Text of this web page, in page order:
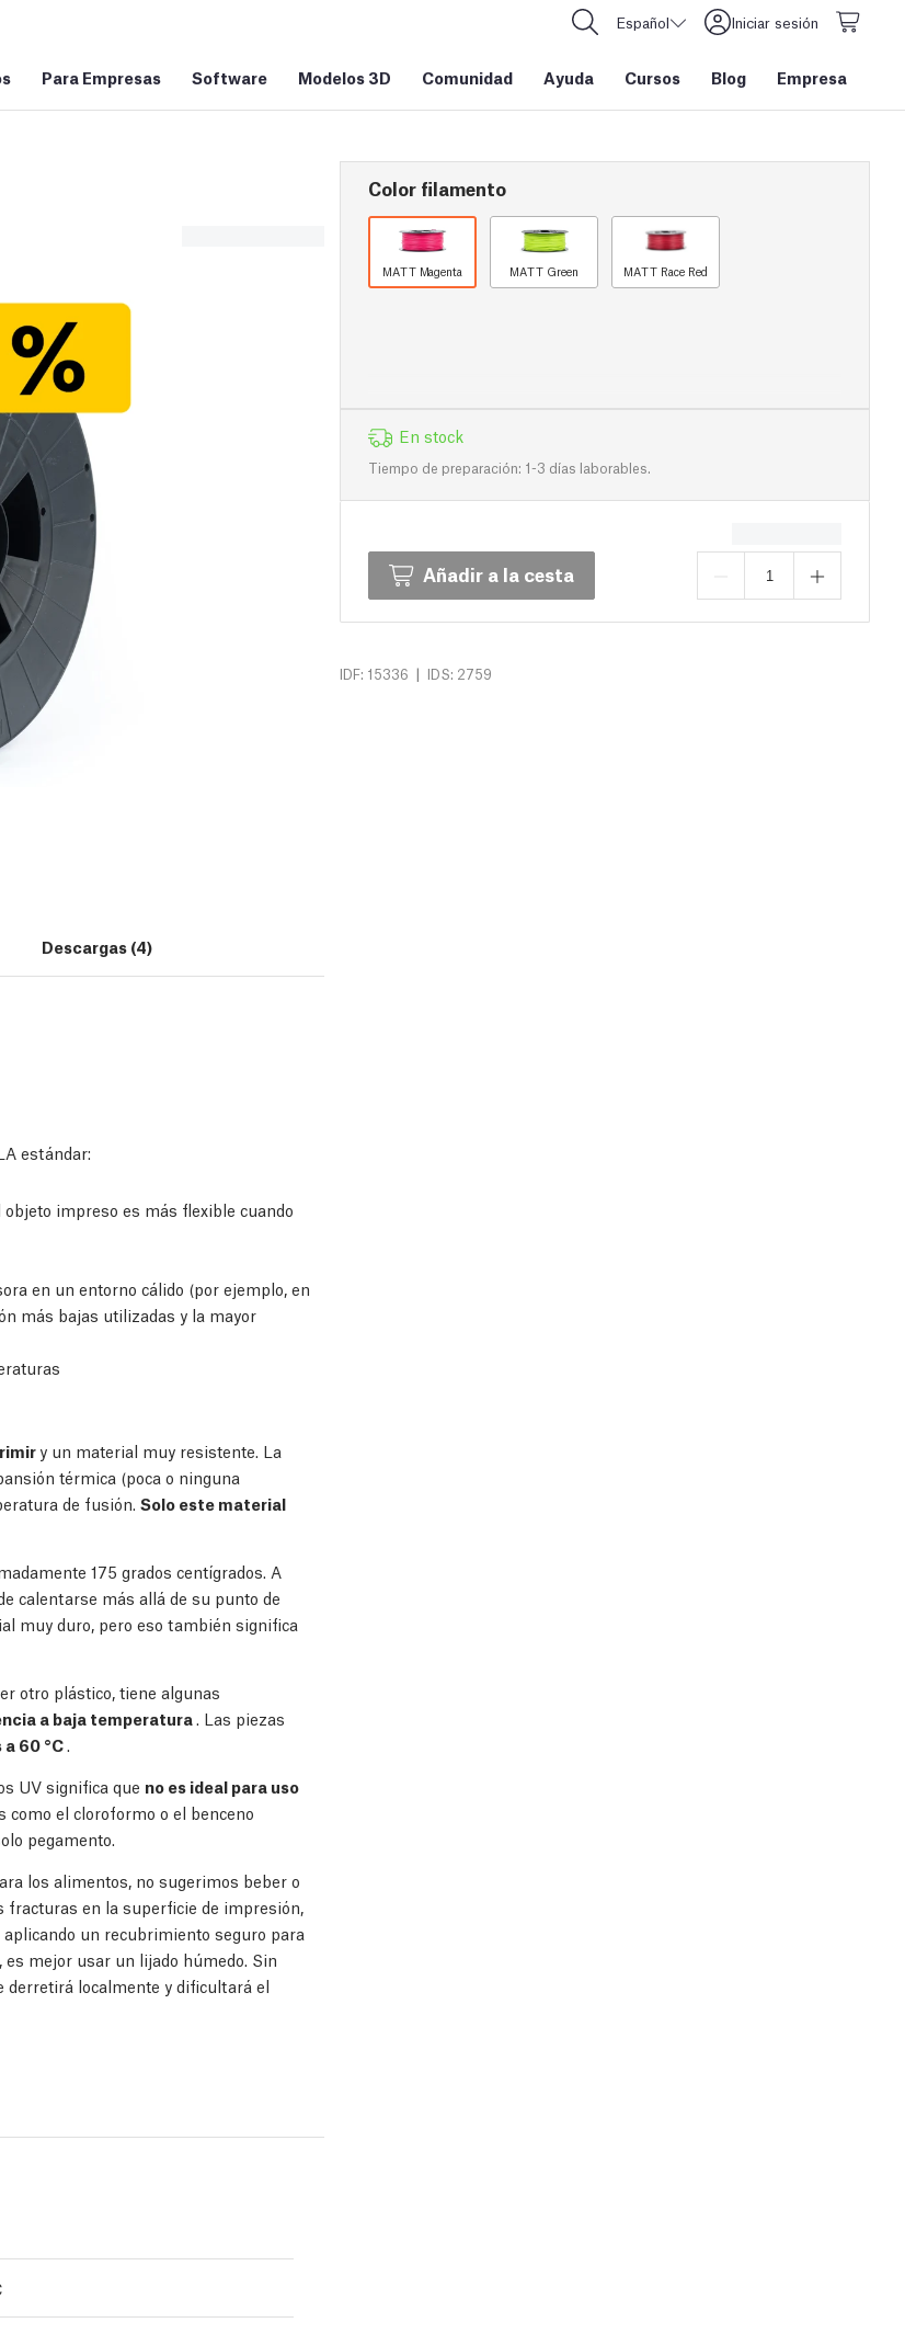
Español Iniciar sesión
Para Empresas Software Modelos 3D Comunidad Ayuda Cursos Blog Empresa
Color filamento
MATT Magenta MATT Green MATT Race Red
En stock
Tiempo de preparación: 1-3 días laborables.
Añadir a la cesta
IDF: 15336 | IDS: 2759
Descargas (4)
estándar:
impreso es más flexible cuando
en un entorno cálido (por ejemplo, en
más bajas utilizadas y la mayor
y un material muy resistente. La
térmica (poca o ninguna
de fusión. Solo este material
175 grados centígrados. A
calentarse más allá de su punto de
muy duro, pero eso también significa
otro plástico, tiene algunas
a baja temperatura. Las piezas
60 °C.
UV significa que no es ideal para uso
como el cloroformo o el benceno
pegamento.
los alimentos, no sugerimos beber o
fracturas en la superficie de impresión,
un recubrimiento seguro para
, es mejor usar un lijado húmedo. Sin
derretirá localmente y dificultará el